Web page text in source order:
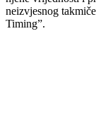
neizvjesnog
Timing”.